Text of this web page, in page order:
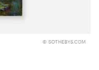
© SOTHEBYS.COM